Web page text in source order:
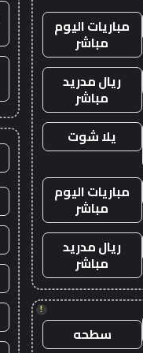
مباريات اليوم
مباشر
ريال مدريد
مباشر
يلا شوت
مباريات اليوم
مباشر
ريال مدريد
مباشر
!
سطحه